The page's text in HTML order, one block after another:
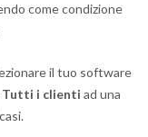
come condizione
il tuo software
Tutti i clienti ad una